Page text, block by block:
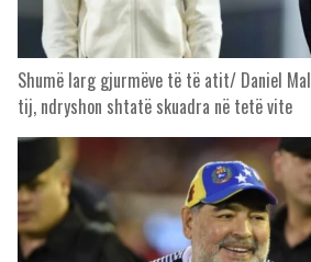
Shumë larg gjurmëve të të atit/ Daniel
tij, ndryshon shtatë skuadra në tetë vite